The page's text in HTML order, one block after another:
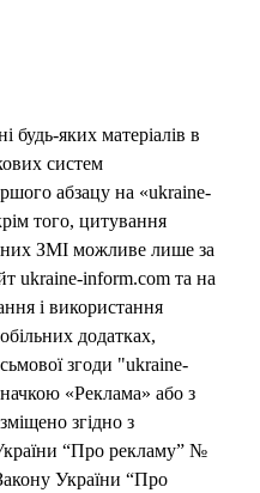
будь-яких матеріалів в
систем
абзацу на «ukraine-
того, цитування
ЗМІ можливе лише за
ukraine-inform.com та на
і використання
додатках,
згоди "ukraine-
«Реклама» або з
згідно з
“Про рекламу” №
України “Про